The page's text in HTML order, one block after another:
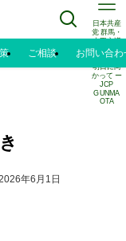
日本共産
党 群馬・
太田市議
水野正己
のブログ |
明日に向
かって ー
JCP
GUNMA
OTA
ご相談 お問い合わ
年6月1日